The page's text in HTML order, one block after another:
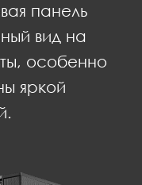
панель
вид на
особенно
яркой